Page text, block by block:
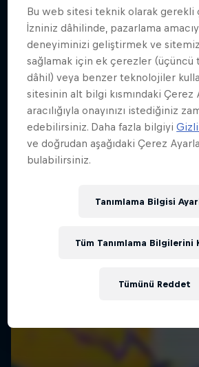
Benzer içerikler
Bu web sitesi teknik olarak gerekli
İzniniz dâhilinde, pazarlama
deneyiminizi geliştirmek ve
sağlamak için ek çerezler (üçüncü
dâhil) veya benzer teknolojiler
sitesinin alt bilgi kısmındaki Çerez
aracılığıyla onayınızı istediğiniz
edebilirsiniz. Daha fazla bilgiyi
ve doğrudan aşağıdaki Çerez
bulabilirsiniz.
Tanımlama Bilgisi
Tümünü Reddet
Tüm Tanımlama Bilgilerini